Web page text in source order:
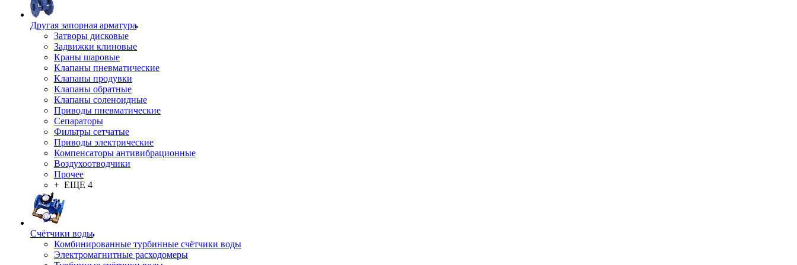
Другая запорная арматура
Затворы дисковые
Задвижки клиновые
Краны шаровые
Клапаны пневматические
Клапаны продувки
Клапаны обратные
Клапаны соленоидные
Приводы пневматические
Сепараторы
Фильтры сетчатые
Приводы электрические
Компенсаторы антивибрационные
Воздухоотводчики
Прочее
+ ЕЩЕ 4
Счётчики воды
Комбинированные турбинные счётчики воды
Электромагнитные расходомеры